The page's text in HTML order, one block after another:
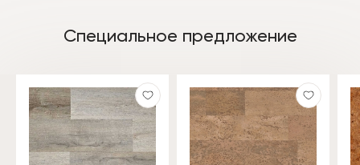
Специальное предложение